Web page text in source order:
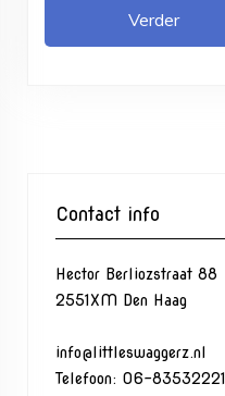
Verder
Contact info
Hector Berliozstraat 88
2551XM Den Haag
info@littleswaggerz.nl
Telefoon: 06-83532221